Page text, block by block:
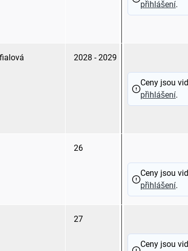
přihlášení.
2028 - 2029
Ceny jsou
přihlášení.
26
Ceny jsou
přihlášení.
27
Ceny jsou